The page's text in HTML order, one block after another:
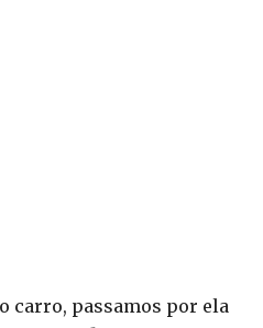
carro, passamos por ela